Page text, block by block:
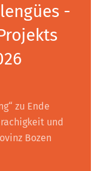
-
zu Ende
und
Bozen